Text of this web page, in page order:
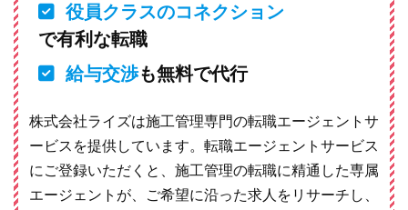
役員クラスのコネクション
で有利な転職
給与交渉も無料で代行
株式会社ライズは施工管理専門の転職エージェントサ
ービスを提供しています。転職エージェントサービス
にご登録いただくと、施工管理の転職に精通した専属
エージェントが、ご希望に沿った求人をリサーチし、